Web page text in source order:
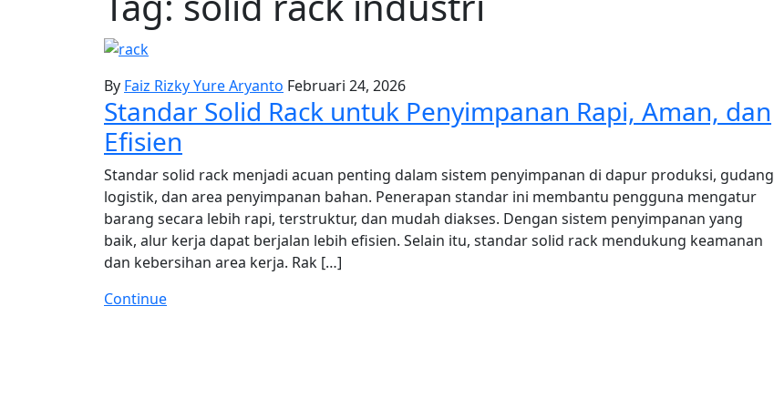
By Faiz Rizky Yure Aryanto Februari 24, 2026
Standar Solid Rack untuk Penyimpanan Rapi, Aman, dan
Efisien
Standar solid rack menjadi acuan penting dalam sistem penyimpanan di dapur produksi, gudang
logistik, dan area penyimpanan bahan. Penerapan standar ini membantu pengguna mengatur
barang secara lebih rapi, terstruktur, dan mudah diakses. Dengan sistem penyimpanan yang
baik, alur kerja dapat berjalan lebih efisien. Selain itu, standar solid rack mendukung keamanan
dan kebersihan area kerja. Rak […]
Continue